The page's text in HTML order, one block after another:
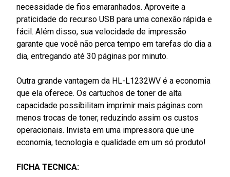
necessidade de fios emaranhados. Aproveite a
praticidade do recurso USB para uma conexão rápida e
fácil. Além disso, sua velocidade de impressão
garante que você não perca tempo em tarefas do dia a
dia, entregando até 30 páginas por minuto.
Outra grande vantagem da HL-L1232WV é a economia
que ela oferece. Os cartuchos de toner de alta
capacidade possibilitam imprimir mais páginas com
menos trocas de toner, reduzindo assim os custos
operacionais. Invista em uma impressora que une
economia, tecnologia e qualidade em um só produto!
FICHA TECNICA: